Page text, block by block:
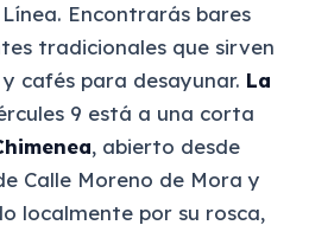
Encontrarás bares
tradicionales que sirven
cafés para desayunar. La
9 está a una corta
, abierto desde
Calle Moreno de Mora y
localmente por su rosca,